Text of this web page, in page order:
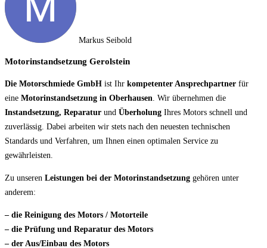
Markus Seibold
Motorinstandsetzung Gerolstein
Die Motorschmiede GmbH ist Ihr kompetenter Ansprechpartner für
eine Motorinstandsetzung in Oberhausen . Wir übernehmen die
Instandsetzung, Reparatur und Überholung Ihres Motors schnell und
zuverlässig. Dabei arbeiten wir stets nach den neuesten technischen
Standards und Verfahren, um Ihnen einen optimalen Service zu
gewährleisten.
Zu unseren Leistungen bei der Motorinstandsetzung gehören unter
anderem:
– die Reinigung des Motors / Motorteile
– die Prüfung und Reparatur des Motors
– der Aus/Einbau des Motors